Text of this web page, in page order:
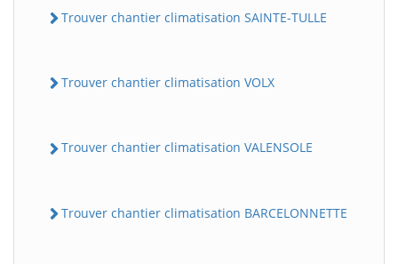
Trouver chantier climatisation SAINTE-TULLE
Trouver chantier climatisation VOLX
Trouver chantier climatisation VALENSOLE
Trouver chantier climatisation BARCELONNETTE